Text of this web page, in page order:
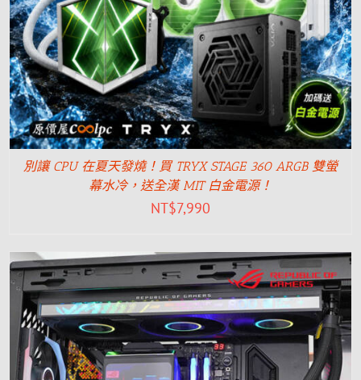
別讓 CPU 在夏天發燒！買 TRYX STAGE 360 ARGB 雙螢
幕水冷，送全漢 MIT 白金電源！
NT$7,990